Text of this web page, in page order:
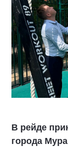
В рейде
города